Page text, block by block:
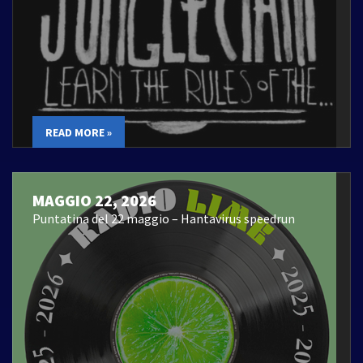
READ MORE »
MAGGIO 22, 2026
Puntatina del 22 maggio – Hantavirus speedrun